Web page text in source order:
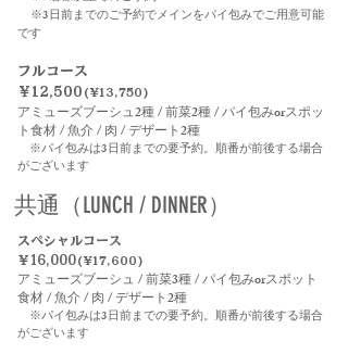
※3日前までのご予約でメインをパイ包みでご用意可能
です
フルコース
￥12,500 (¥13,750)
アミューズブーシュ2種 / 前菜2種 / パイ包みorスポッ
ト食材 / 魚介 / 肉 / デザート2種
※パイ包みは3日前までの要予約。順番が前後する場合
がございます
共通（LUNCH / DINNER）
スペシャルコース
￥16,000(¥17,600)
アミューズブーシュ / 前菜3種 / パイ包みorスポット
食材 / 魚介 / 肉 / デザート2種
※パイ包みは3日前までの要予約。順番が前後する場合
がございます